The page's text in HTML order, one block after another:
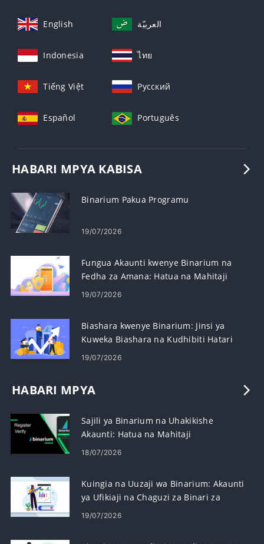
English العربيّة
Indonesia ไทย
Tiếng Việt Русский
Español Português
HABARI MPYA KABISA
Binarium Pakua Programu
19/07/2026
Fungua Akaunti kwenye Binarium na
Fedha za Amana: Hatua na Mahitaji
19/07/2026
Biashara kwenye Binarium: Jinsi ya
Kuweka Biashara na Kudhibiti Hatari
19/07/2026
HABARI MPYA
Sajili ya Binarium na Uhakikishe
Akaunti: Hatua na Mahitaji
18/07/2026
Kuingia na Uuzaji wa Binarium: Akaunti
ya Ufikiaji na Chaguzi za Binari za
Biashara
19/07/2026